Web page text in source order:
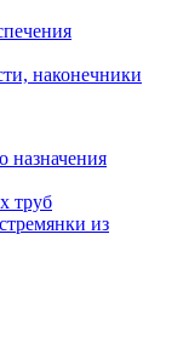
наконечники
назначения
труб
из